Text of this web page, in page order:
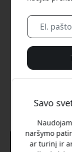
Savo
naršymo
ar turinį ir
edukacines
Ne,